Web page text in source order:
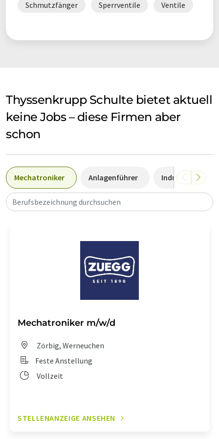
Schmutzfänger Sperrventile Ventile
Thyssenkrupp Schulte bietet aktuell
keine Jobs – diese Firmen aber
schon
Mechatroniker Anlagenführer
Berufsbezeichnung durchsuchen
Mechatroniker m/w/d
Zörbig, Werneuchen
Feste Anstellung
Vollzeit
STELLENANZEIGE ANSEHEN